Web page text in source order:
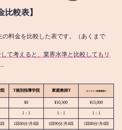
比較表】
料金を比較した表です。（あくまで
て考えると、業界水準と比較してもリ
T個別指導学院 家庭教師T オンライン家庭教師M
¥0 ¥10,500 ¥15,000
1：1 1：1 1：1
1回60分/月4回 1回90分/月4回 1回80分/月4回